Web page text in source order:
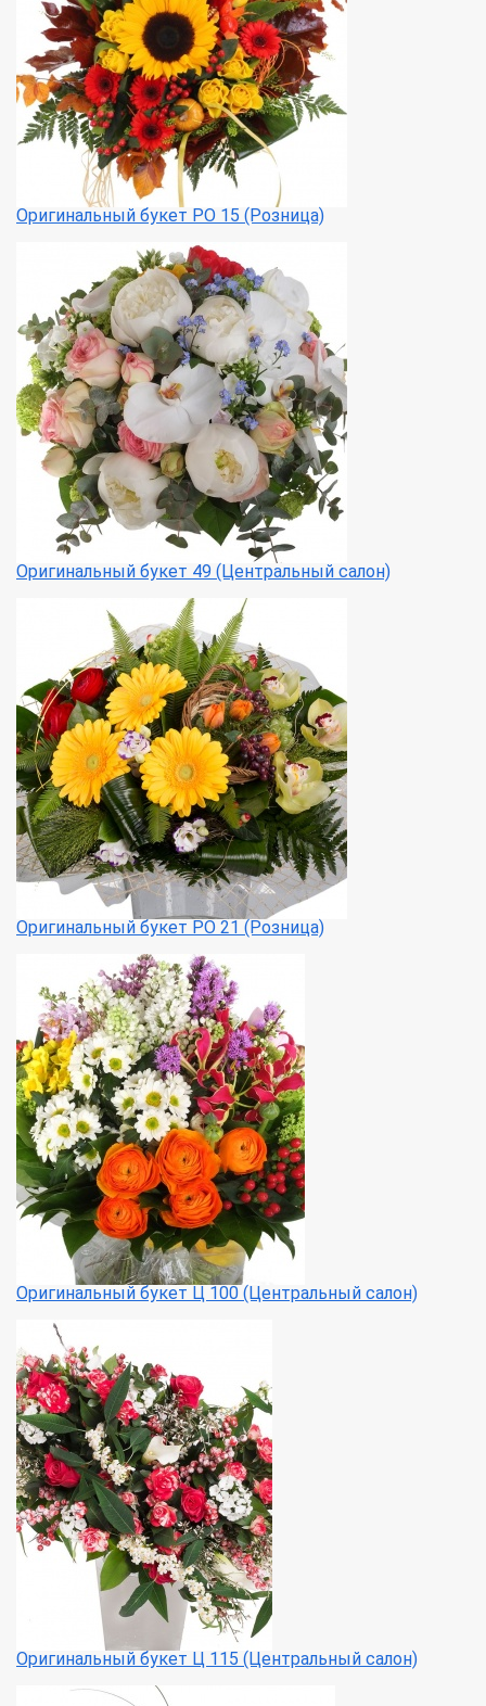
Оригинальный букет РО 15 (Розница)
Оригинальный букет 49 (Центральный салон)
Оригинальный букет РО 21 (Розница)
Оригинальный букет Ц 100 (Центральный салон)
Оригинальный букет Ц 115 (Центральный салон)